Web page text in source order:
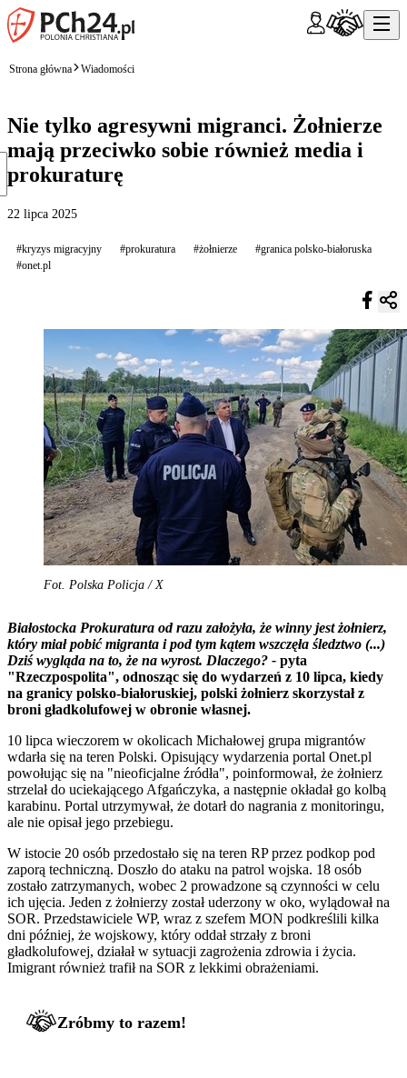
Strona główna Wiadomości
Nie tylko agresywni migranci. Żołnierze
mają przeciwko sobie również media i
prokuraturę
22 lipca 2025
#kryzys migracyjny #prokuratura #żołnierze
#granica polsko-białoruska
#onet.pl
Fot. Polska Policja / X
Białostocka Prokuratura od razu założyła, że winny jest żołnierz,
który miał pobić migranta i pod tym kątem wszczęła śledztwo (...)
Dziś wygląda na to, że na wyrost. Dlaczego? - pyta
"Rzeczpospolita", odnosząc się do wydarzeń z 10 lipca, kiedy
na granicy polsko-białoruskiej, polski żołnierz skorzystał z
broni gładkolufowej w obronie własnej.
10 lipca wieczorem w okolicach Michałowej grupa migrantów
wdarła się na teren Polski. Opisujący wydarzenia portal Onet.pl
powołując się na "nieoficjalne źródła", poinformował, że żołnierz
strzelał do uciekającego Afgańczyka, a następnie okładał go kolbą
karabinu. Portal utrzymywał, że dotarł do nagrania z monitoringu,
ale nie opisał jego przebiegu.
W istocie 20 osób przedostało się na teren RP przez podkop pod
zaporą techniczną. Doszło do ataku na patrol wojska. 18 osób
zostało zatrzymanych, wobec 2 prowadzone są czynności w celu
ich ujęcia. Jeden z żołnierzy został uderzony w oko, wylądował na
SOR. Przedstawiciele WP, wraz z szefem MON podkreślili kilka
dni później, że wojskowy, który oddał strzały z broni
gładkolufowej, działał w sytuacji zagrożenia zdrowia i życia.
Imigrant również trafił na SOR z lekkimi obrażeniami.
Zróbmy to razem!